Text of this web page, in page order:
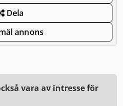
Dela
annons
vara av intresse för